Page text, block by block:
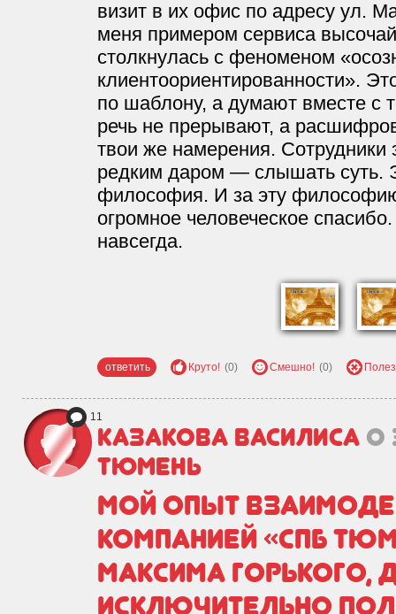
визит в их офис по адресу ул.
меня примером сервиса
столкнулась с феноменом
клиентоориентированности».
по шаблону, а думают вместе с
речь не прерывают, а
твои же намерения. Сотрудники
редким даром — слышать суть.
философия. И за эту
огромное человеческое
навсегда.
ответить Круто! (0) Смешно! (0)
11
Казакова Василиса о
Тюмень
Мой опыт
компанией «СПБ
Максима Горького,
исключительно